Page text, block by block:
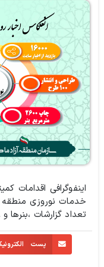
اینفوگرافی اقدامات
خدمات نوروزی منطقه
تعداد گزارشات ،‌بنرها و ..
پست